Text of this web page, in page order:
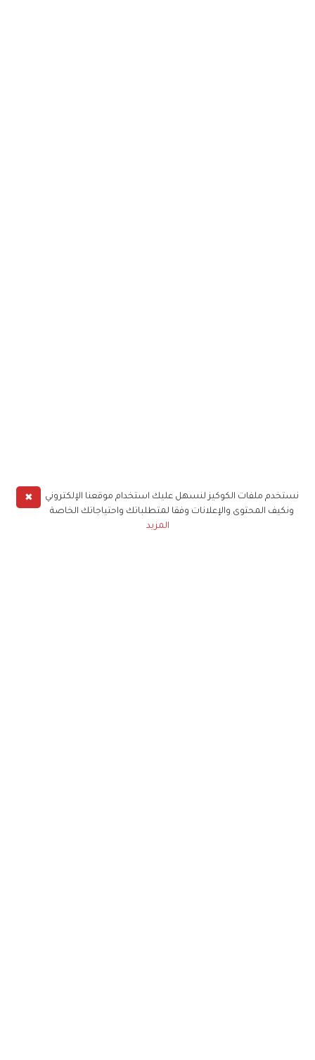
✖
نستخدم ملفات الكوكيز لنسهل عليك استخدام موقعنا الإلكتروني
ونكيف المحتوى والإعلانات وفقا لمتطلباتك واحتياجاتك الخاصة
المزيد